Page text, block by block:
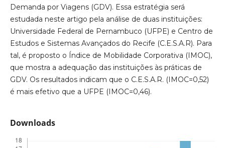
Demanda por Viagens (GDV). Essa estratégia será
estudada neste artigo pela análise de duas instituições:
Universidade Federal de Pernambuco (UFPE) e Centro de
Estudos e Sistemas Avançados do Recife (C.E.S.A.R). Para
tal, é proposto o Índice de Mobilidade Corporativa (IMOC),
que mostra a adequação das instituições às práticas de
GDV. Os resultados indicam que o C.E.S.A.R. (IMOC=0,52)
é mais efetivo que a UFPE (IMOC=0,46).
Downloads